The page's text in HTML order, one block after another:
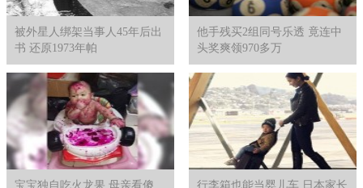
是一流，拍马屁的最高境界就是让对方不觉得你在拍马屁，知道
寓意后才恍然大悟，原来是在夸他，这点诸葛恪做到了，就算在
现代，这点也很受用唷！
被外星人绑架当事人45年后出
书 还原1973年帕
他手残买2组同号乐透 竟连中
头奖爽领970多万
宝宝独自吃火龙果 母亲看傻 行李箱也能当婴儿车 日本家长